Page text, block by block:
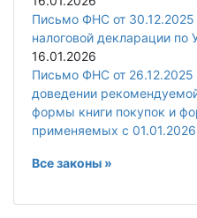
Письмо ФНС от
налоговой декларации по
16.01.2026
Письмо ФНС от
доведении
формы книги покупок и
применяемых с
Все законы »